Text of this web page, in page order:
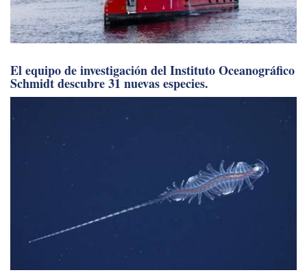
El equipo de investigación del Instituto Oceanográfico
Schmidt descubre 31 nuevas especies.